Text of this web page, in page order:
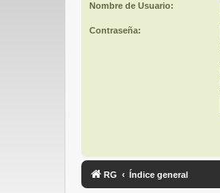
Nombre de Usuario:
Contraseña:
RG Índice general